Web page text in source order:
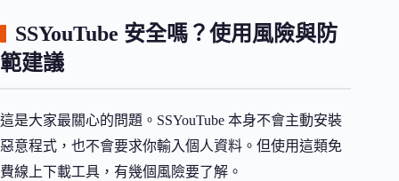
SSYouTube 安全嗎？使用風險與防
範建議
這是大家最關心的問題。SSYouTube 本身不會主動安裝
惡意程式，也不會要求你輸入個人資料。但使用這類免
費線上下載工具，有幾個風險要了解。